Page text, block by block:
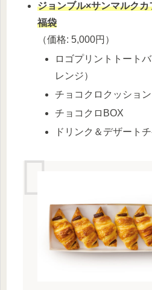
ジョンブル×サンマルク
福袋
（価格: 5,000円）
ロゴプリントトート
レンジ）
チョコクロクッション
チョコクロBOX
ドリンク＆デザート